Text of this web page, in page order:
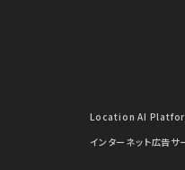
Location AI
インターネット広告サ